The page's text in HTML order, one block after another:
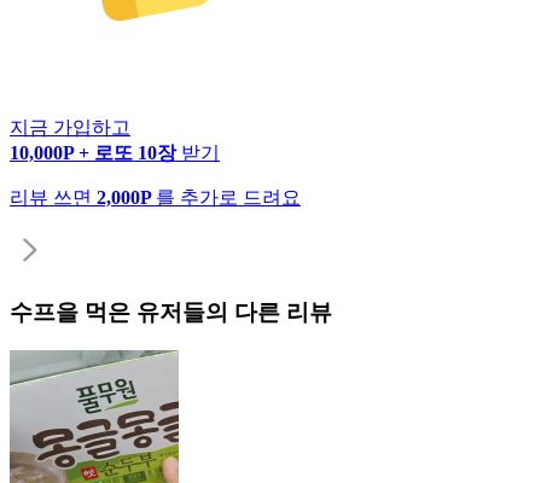
지금 가입하고
10,000P + 로또 10장 받기
리뷰 쓰면 2,000P 를 추가로 드려요
수프을 먹은 유저들의 다른 리뷰